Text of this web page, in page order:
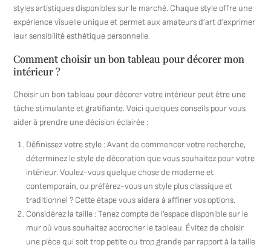
styles artistiques disponibles sur le marché. Chaque style offre une
expérience visuelle unique et permet aux amateurs d’art d’exprimer
leur sensibilité esthétique personnelle.
Comment choisir un bon tableau pour décorer mon
intérieur ?
Choisir un bon tableau pour décorer votre intérieur peut être une
tâche stimulante et gratifiante. Voici quelques conseils pour vous
aider à prendre une décision éclairée :
Définissez votre style : Avant de commencer votre recherche,
déterminez le style de décoration que vous souhaitez pour votre
intérieur. Voulez-vous quelque chose de moderne et
contemporain, ou préférez-vous un style plus classique et
traditionnel ? Cette étape vous aidera à affiner vos options.
Considérez la taille : Tenez compte de l’espace disponible sur le
mur où vous souhaitez accrocher le tableau. Évitez de choisir
une pièce qui soit trop petite ou trop grande par rapport à la taille